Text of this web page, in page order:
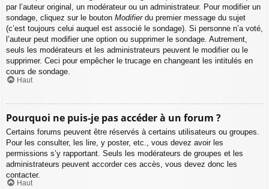
par l’auteur original, un modérateur ou un administrateur. Pour modifier un
sondage, cliquez sur le bouton Modifierdu premier message du sujet
(c’est toujours celui auquel est associé le sondage). Si personne n’a voté,
l’auteur peut modifier une option ou supprimer le sondage. Autrement,
seuls les modérateurs et les administrateurs peuvent le modifier ou le
supprimer. Ceci pour empêcher le trucage en changeant les intitulés en
cours de sondage.
Haut
Pourquoi ne puis-je pas accéder à un forum ?
Certains forums peuvent être réservés à certains utilisateurs ou groupes.
Pour les consulter, les lire, y poster, etc., vous devez avoir les
permissions s’y rapportant. Seuls les modérateurs de groupes et les
administrateurs peuvent accorder ces accès, vous devez donc les
contacter.
Haut